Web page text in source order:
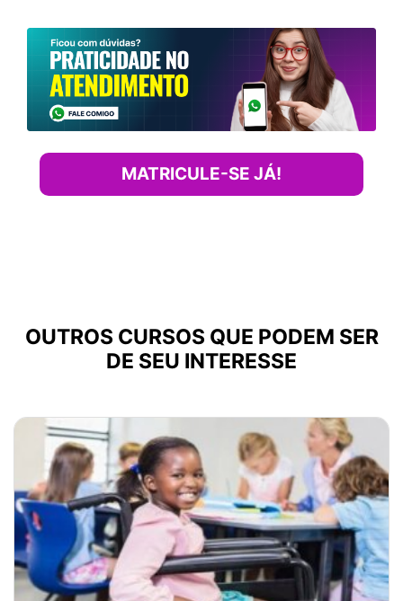
MATRICULE-SE JÁ!
OUTROS CURSOS QUE PODEM SER
DE SEU INTERESSE